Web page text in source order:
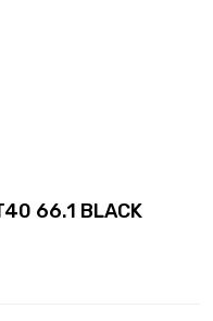
66.1 BLACK